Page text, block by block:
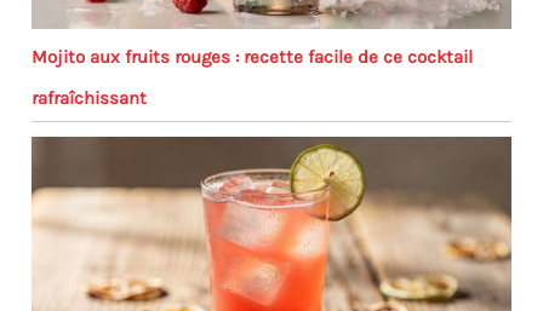
Mojito aux fruits rouges : recette facile de ce cocktail
rafraîchissant